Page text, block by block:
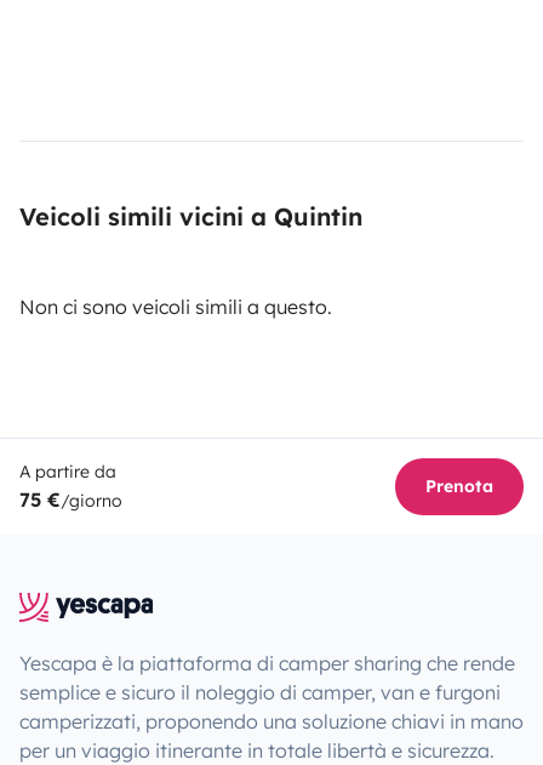
Veicoli simili vicini a Quintin
Non ci sono veicoli simili a questo.
A partire da
75 €/giorno
Prenota
Yescapa è la piattaforma di camper sharing che rende
semplice e sicuro il noleggio di camper, van e furgoni
camperizzati, proponendo una soluzione chiavi in mano
per un viaggio itinerante in totale libertà e sicurezza.